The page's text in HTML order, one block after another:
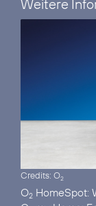
Weitere
Credits: O2
O2 HomeSpot: